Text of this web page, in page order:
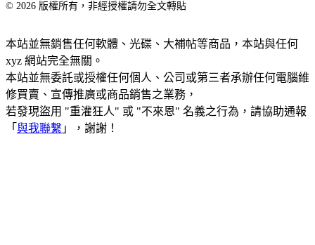
© 2026 版權所有，非經授權請勿全文轉貼
本站並無銷售任何軟體、光碟、大補帖等商品，本站與任何
xyz 網站完全無關。
本站並無委託或授權任何個人、公司或第三者承辦任何電腦維
修買賣、宣傳推廣或商品銷售之業務，
若發現盜用 "重灌狂人" 或 "不來恩" 名義之行為，請協助通報
「 與我聯繫 」，謝謝！